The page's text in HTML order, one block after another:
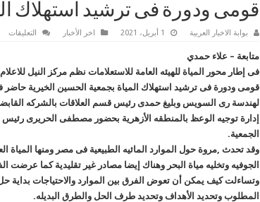
قومى ودورة فى ترشيد استهلاك
بوابة الاخبار العربية 1 أبريل، 2021 اخر الأخبار التعليقات
(
)
متابعة – علاء حمدي
فى إطار محور المياة للهيئه العامة للاستعلامات نظم مركز النيل
قومى ودورة فى ترشيد استهلاك المياة بجمعية الحسين الخيرية
لهندسة رى السويس وبليغ حمدى رئيس قسم العلاقات بالشركه
إدارة توجيه الوعظ بالمنطقه الأزهرية بحضور مصطفى الحريرى
الجمعية.
وقد تحدث ,مروة حول الموارد المائيه الطبيعية فى مصر ومنها المياة
وتساءلت كيف يمكن أن تعوض الفرق بين الموارد والاحتياجات بداية
المطلوب وتحديد الأهداف وتحديد طرف الحل والطرق البديله.